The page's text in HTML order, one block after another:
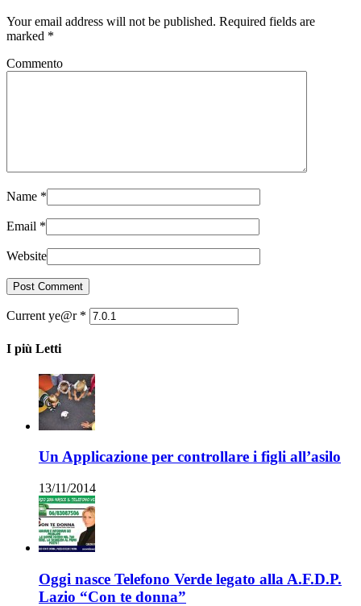
Your email address will not be published. Required fields are
marked *
Commento
Name *
Email *
Website
Current ye@r *
I più Letti
Un Applicazione per controllare i figli all’asilo
13/11/2014
Oggi nasce Telefono Verde legato alla A.F.D.P.
Lazio “Con te donna”